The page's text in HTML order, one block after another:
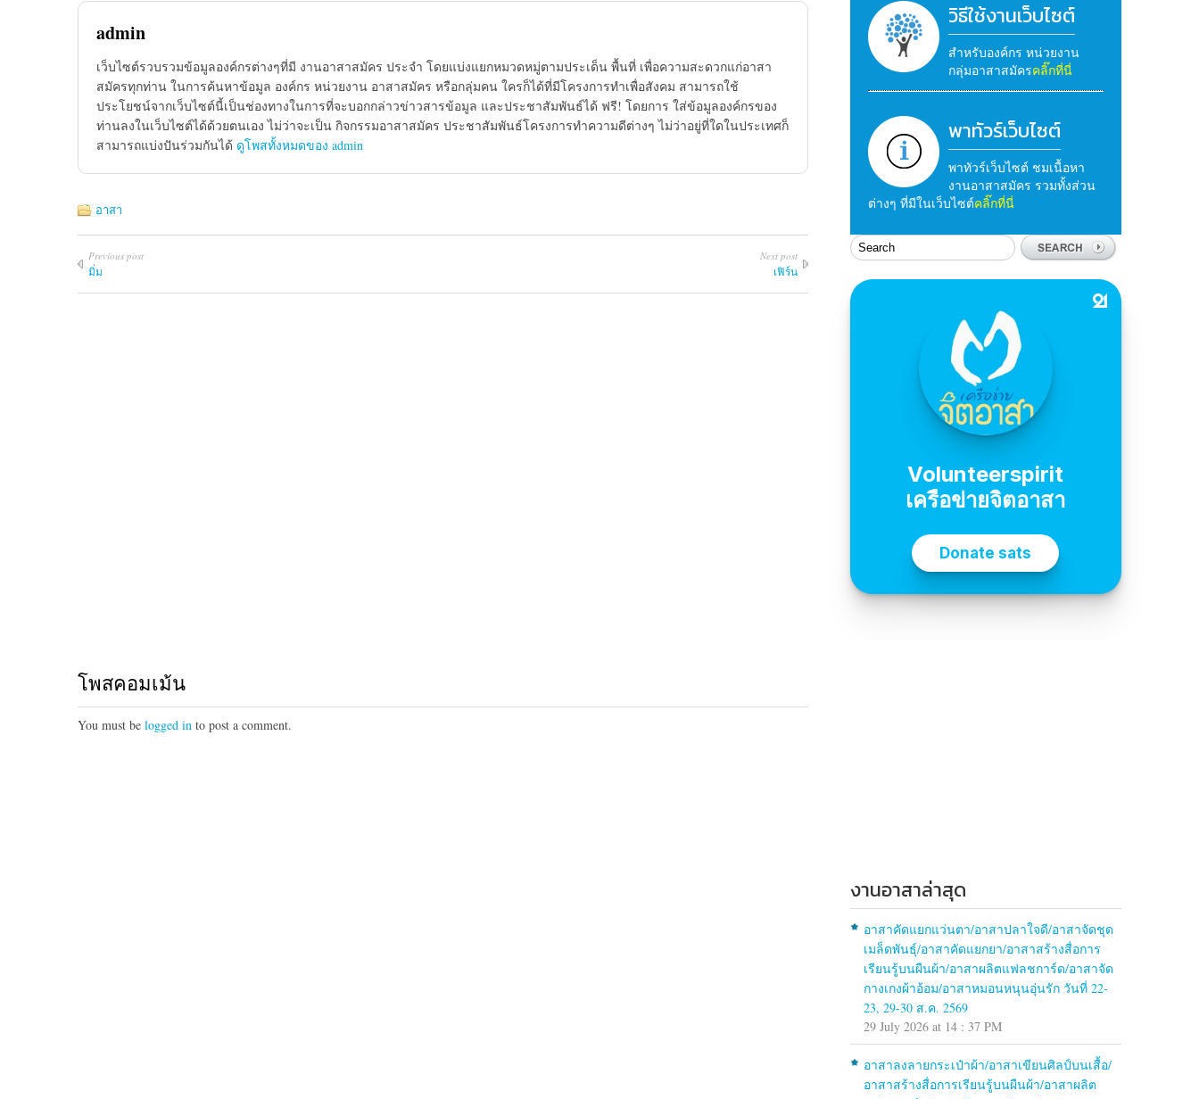
admin
เว็บไซต์รวบรวมข้อมูลองค์กรต่างๆที่มี งานอาสาสมัคร ประจำ โดยแบ่งแยกหมวดหมู่ตามประเด็น พื้นที่ เพื่อความสะดวกแก่อาสา
สมัครทุกท่าน ในการค้นหาข้อมูล องค์กร หน่วยงาน อาสาสมัคร หรือกลุ่มคน ใครก็ได้ที่มีโครงการทำเพื่อสังคม สามารถใช้
ประโยชน์จากเว็บไซต์นี้เป็นช่องทางในการที่จะบอกกล่าวข่าวสารข้อมูล และประชาสัมพันธ์ได้ ฟรี! โดยการ ใส่ข้อมูลองค์กรของ
ท่านลงในเว็บไซต์ได้ด้วยตนเอง ไม่ว่าจะเป็น กิจกรรมอาสาสมัคร ประชาสัมพันธ์โครงการทำความดีต่างๆ ไม่ว่าอยู่ที่ใดในประเทศก็
สามารถแบ่งปันร่วมกันได้ ดูโพสทั้งหมดของ admin
อาสา
Previous post
มิ่ม
Next post
เฟิร์น
โพสคอมเม้น
You must be logged in to post a comment.
วิธีใช้งานเว็บไซต์
สำหรับองค์กร หน่วยงาน
กลุ่มอาสาสมัครคลิ๊กที่นี่
พาทัวร์เว็บไซต์
พาทัวร์เว็บไซต์ ชมเนื้อหา
งานอาสาสมัคร รวมทั้งส่วน
ต่างๆ ที่มีในเว็บไซต์คลิ๊กที่นี่
งานอาสาล่าสุด
อาสาคัดแยกแว่นตา/อาสาปลาใจดี/อาสาจัดชุด
เมล็ดพันธุ์/อาสาคัดแยกยา/อาสาสร้างสื่อการ
เรียนรู้บนผืนผ้า/อาสาผลิตแฟลชการ์ด/อาสาจัด
กางเกงผ้าอ้อม/อาสาหมอนหนุนอุ่นรัก วันที่ 22-
23, 29-30 ส.ค. 2569
29 July 2026 at 14 : 37 PM
อาสาลงลายกระเป๋าผ้า/อาสาเขียนศิลป์บนเสื้อ/
อาสาสร้างสื่อการเรียนรู้บนผืนผ้า/อาสาผลิต